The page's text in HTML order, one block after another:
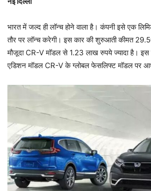
भारत में जल्द ही लॉन्च होने वाला है। कंपनी इसे एक
तौर पर लॉन्च करेगी। इस कार की शुरुआती कीमत
मौजूदा CR-V मॉडल से 1.23 लाख रुपये ज्यादा है।
एडिशन मॉडल CR-V के ग्लोबल फेसलिफ्ट मॉडल पर